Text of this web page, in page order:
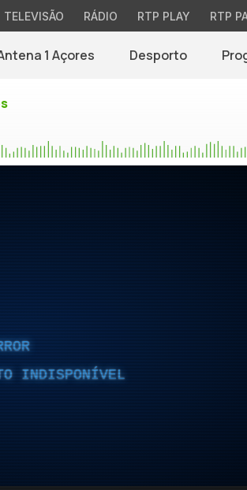
TELEVISÃO RÁDIO RTP PLAY RTP
1 Açores Desporto
INDISPONÍVEL